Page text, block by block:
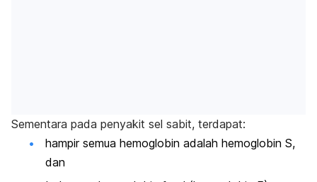
Sementara pada penyakit sel sabit, terdapat:
hampir semua hemoglobin adalah hemoglobin S,
dan